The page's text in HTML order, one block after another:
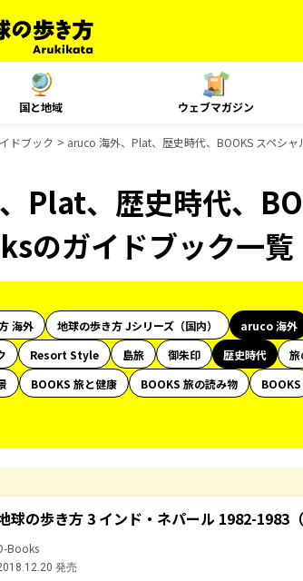
国と地域 ウェブマガジン
ドブック aruco 海外、Plat、歴史時代、BOOKS スペシ
Plat、歴史時代、
のガイドブック一覧
海外 地球の歩き方 Jシリーズ（国内） aruco 海外
Resort Style 島旅 御朱印 歴史時代 旅
BOOKS 旅と健康 BOOKS 旅の読み物 BOOKS
球の歩き方 3 インド・ネパール 1982-1983（
Books
発売